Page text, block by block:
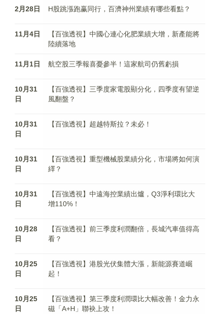
2月28日 H股跳漲跑赢同行，百濟神州業績有哪些看點？
11月4日
【百強透視】中國心連心化肥業績大增，新產能將
陸續落地
11月1日 航空股三季報喜憂參半！這家航司仍舊虧損
10月31
日
【百強透視】三季度家電股顯分化，四季度有望逆
風翻盤？
10月31
日
【百強透視】超越特斯拉？未必！
10月31
日
【百強透視】重型機械股業績分化，市場將如何演
繹？
10月31
日
【百強透視】中遠海控業績出爐，Q3淨利環比大
增110%！
10月28
日
【百強透視】前三季度利潤翻倍，長城汽車值得高
看？
10月25
日
【百強透視】港股光伏集體大漲，新能源賽道崛
起！
10月25
日
【百強透視】第三季度利潤環比大幅改善！金力永
磁「A+H」聯袂上攻！